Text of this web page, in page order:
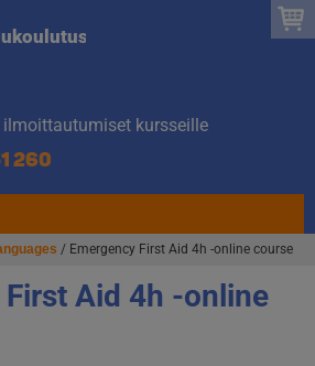
Suomen
kursseille
260
/ Emergency First Aid 4h -online course
First Aid 4h -online